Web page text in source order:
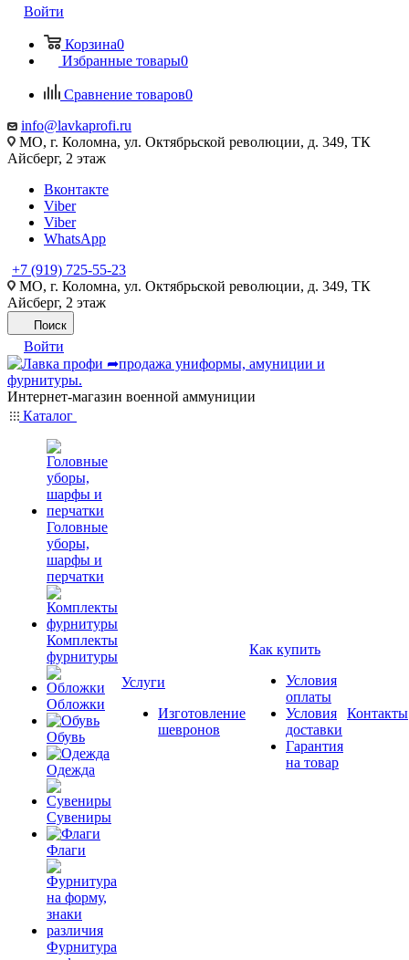
Войти
Корзина0
Избранные товары0
Сравнение товаров0
info@lavkaprofi.ru
МО, г. Коломна, ул. Октябрьской революции, д. 349, ТК
Айсберг, 2 этаж
Вконтакте
Viber
Viber
WhatsApp
+7 (919) 725-55-23
МО, г. Коломна, ул. Октябрьской революции, д. 349, ТК
Айсберг, 2 этаж
Поиск
Войти
Интернет-магазин военной аммуниции
Каталог
Головные
уборы,
шарфы и
перчатки
Комплекты
фурнитуры
Обложки
Обувь
Одежда
Сувениры
Флаги
Фурнитура
Услуги
Изготовление
шевронов
Как купить
Условия
оплаты
Условия
доставки
Гарантия
на товар
Контакты